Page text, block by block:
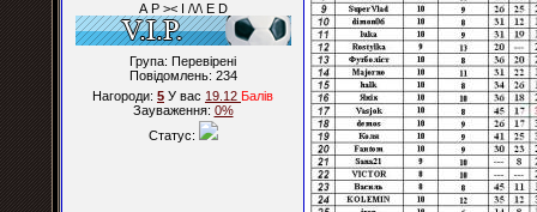
А Р >< I /\/\ E D
Група: Перевірені
Повідомлень: 234
Нагороди: 5 У вас 19.12 Балiв
Зауваження: 0%
Статус: